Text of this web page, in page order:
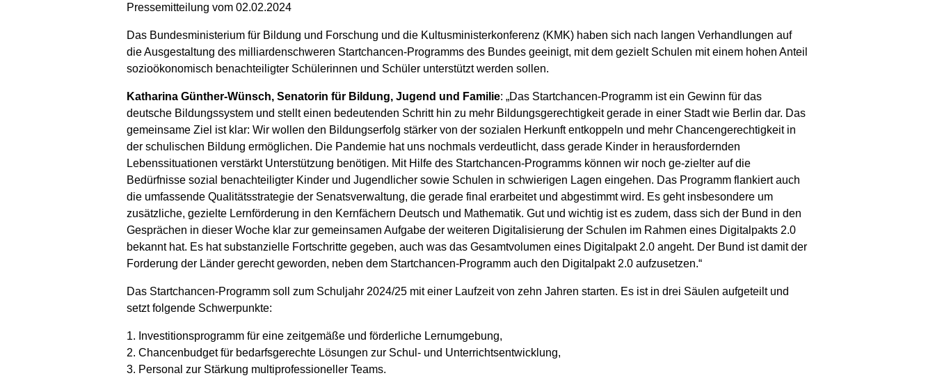
Pressemitteilung vom 02.02.2024
Das Bundesministerium für Bildung und Forschung und die Kultusministerkonferenz (KMK) haben sich nach langen Verhandlungen auf
die Ausgestaltung des milliardenschweren Startchancen-Programms des Bundes geeinigt, mit dem gezielt Schulen mit einem hohen Anteil
sozioökonomisch benachteiligter Schülerinnen und Schüler unterstützt werden sollen.
Katharina Günther-Wünsch, Senatorin für Bildung, Jugend und Familie: „Das Startchancen-Programm ist ein Gewinn für das
deutsche Bildungssystem und stellt einen bedeutenden Schritt hin zu mehr Bildungsgerechtigkeit gerade in einer Stadt wie Berlin dar. Das
gemeinsame Ziel ist klar: Wir wollen den Bildungserfolg stärker von der sozialen Herkunft entkoppeln und mehr Chancengerechtigkeit in
der schulischen Bildung ermöglichen. Die Pandemie hat uns nochmals verdeutlicht, dass gerade Kinder in herausfordernden
Lebenssituationen verstärkt Unterstützung benötigen. Mit Hilfe des Startchancen-Programms können wir noch ge-zielter auf die
Bedürfnisse sozial benachteiligter Kinder und Jugendlicher sowie Schulen in schwierigen Lagen eingehen. Das Programm flankiert auch
die umfassende Qualitätsstrategie der Senatsverwaltung, die gerade final erarbeitet und abgestimmt wird. Es geht insbesondere um
zusätzliche, gezielte Lernförderung in den Kernfächern Deutsch und Mathematik. Gut und wichtig ist es zudem, dass sich der Bund in den
Gesprächen in dieser Woche klar zur gemeinsamen Aufgabe der weiteren Digitalisierung der Schulen im Rahmen eines Digitalpakts 2.0
bekannt hat. Es hat substanzielle Fortschritte gegeben, auch was das Gesamtvolumen eines Digitalpakt 2.0 angeht. Der Bund ist damit der
Forderung der Länder gerecht geworden, neben dem Startchancen-Programm auch den Digitalpakt 2.0 aufzusetzen.“
Das Startchancen-Programm soll zum Schuljahr 2024/25 mit einer Laufzeit von zehn Jahren starten. Es ist in drei Säulen aufgeteilt und
setzt folgende Schwerpunkte:
1. Investitionsprogramm für eine zeitgemäße und förderliche Lernumgebung,
2. Chancenbudget für bedarfsgerechte Lösungen zur Schul- und Unterrichtsentwicklung,
3. Personal zur Stärkung multiprofessioneller Teams.